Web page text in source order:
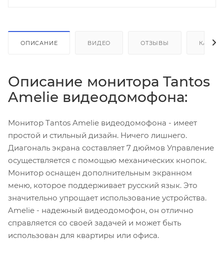
ОПИСАНИЕ ВИДЕО ОТЗЫВЫ КАК
Описание монитора Tantos
Amelie видеодомофона:
Монитор Tantos Amelie видеодомофона - имеет
простой и стильный дизайн. Ничего лишнего.
Диагональ экрана составляет 7 дюймов Управление
осуществляется с помощью механических кнопок.
Монитор оснащен дополнительным экранном
меню, которое поддерживает русский язык. Это
значительно упрощает использование устройства.
Amelie - надежный видеодомофон, он отлично
справляется со своей задачей и может быть
использован для квартиры или офиса.